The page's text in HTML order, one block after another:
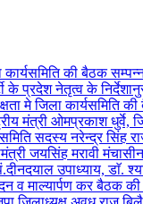
कार्यसमिति की बैठक
के प्रदेश नेतृत्व के
मे जिला कार्यसमिति
मंत्री ओमप्रकाश धुर्वे,
सदस्य नरेन्द्र सिंह
जयसिंह मरावी
उपाध्याय, डाॅ.
व माल्यार्पण कर बैठक